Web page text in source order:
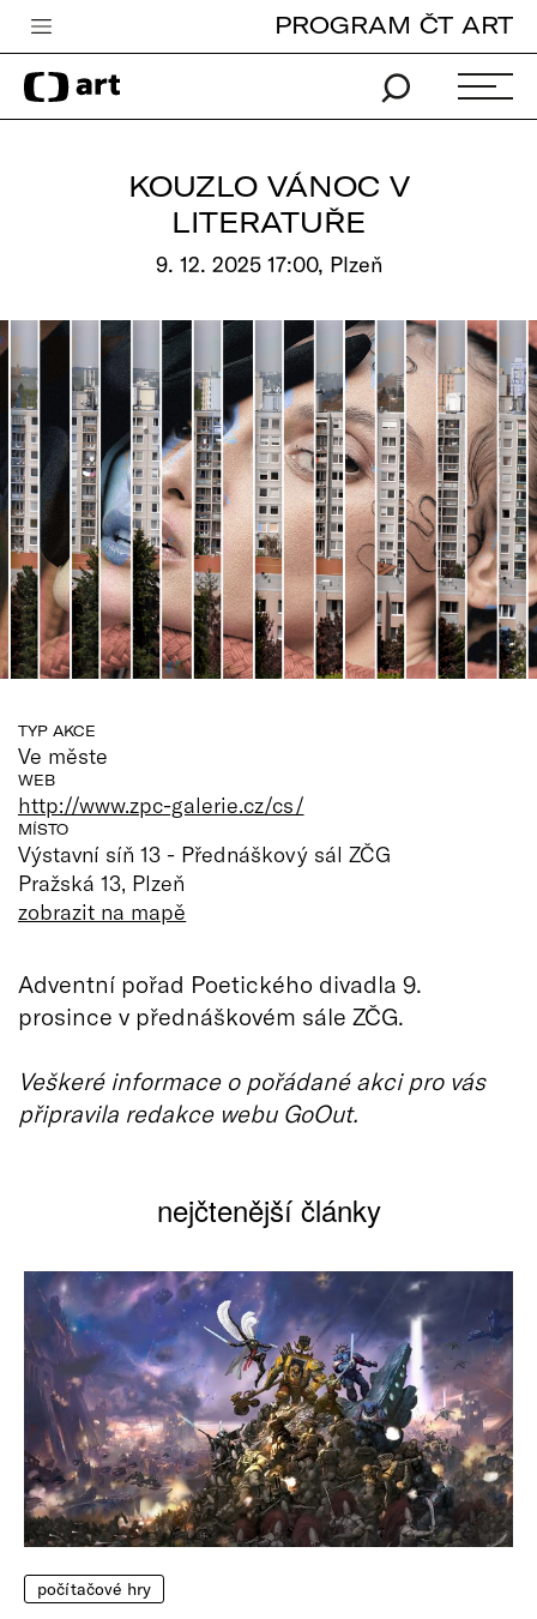
Česká televize
Zpravodajství
Vše o ČT
PROGRAM ČT ART
KOUZLO VÁNOC V
LITERATUŘE
9. 12. 2025 17:00, Plzeň
TYP AKCE
Ve měste
WEB
http://www.zpc-galerie.cz/cs/
MÍSTO
Výstavní síň 13 - Přednáškový sál ZČG
Pražská 13, Plzeň
zobrazit na mapě
Adventní pořad Poetického divadla 9.
prosince v přednáškovém sále ZČG.
Veškeré informace o pořádané akci pro vás
připravila redakce webu GoOut.
nejčtenější články
počítačové hry